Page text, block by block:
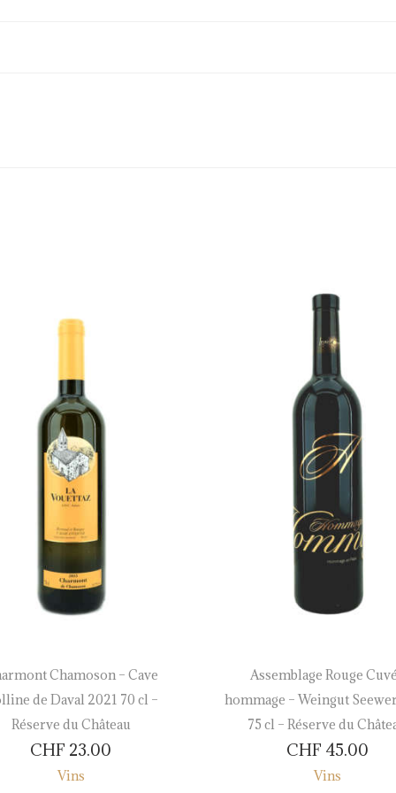
Chamoson – Cave
de Daval 2021 70 cl –
Réserve du Château
CHF 23.00
Vins
Assemblage Rouge
hommage – Weingut
75 cl – Réserve du
CHF 45.00
Vins